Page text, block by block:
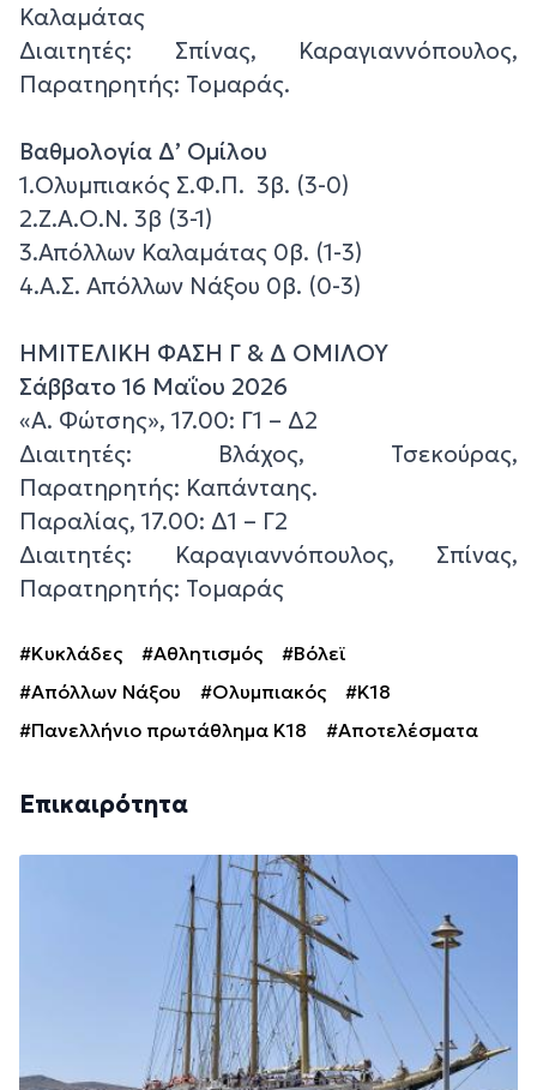
Καλαμάτας
Διαιτητές: Σπίνας, Καραγιαννόπουλος,
Παρατηρητής: Τομαράς.
Βαθμολογία Δ’ Ομίλου
1.Ολυμπιακός Σ.Φ.Π. 3β. (3-0)
2.Ζ.Α.Ο.Ν. 3β (3-1)
3.Απόλλων Καλαμάτας 0β. (1-3)
4.Α.Σ. Απόλλων Νάξου 0β. (0-3)
ΗΜΙΤΕΛΙΚΗ ΦΑΣΗ Γ & Δ ΟΜΙΛΟΥ
Σάββατο 16 Μαΐου 2026
«Α. Φώτσης», 17.00: Γ1 – Δ2
Διαιτητές: Βλάχος, Τσεκούρας,
Παρατηρητής: Καπάνταης.
Παραλίας, 17.00: Δ1 – Γ2
Διαιτητές: Καραγιαννόπουλος, Σπίνας,
Παρατηρητής: Τομαράς
#Κυκλάδες #Αθλητισμός
#Βόλεϊ
#Απόλλων Νάξου
#Ολυμπιακός
#Κ18
#Πανελλήνιο πρωτάθλημα Κ18
#Αποτελέσματα
Επικαιρότητα